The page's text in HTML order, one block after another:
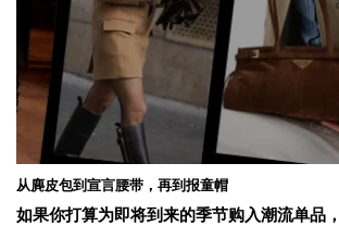
从麂皮包到宣言腰带，再到报童帽
如果你打算为即将到来的季节购入潮流单品